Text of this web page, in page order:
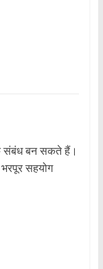
संबंध बन सकते हैं।
सहयोग